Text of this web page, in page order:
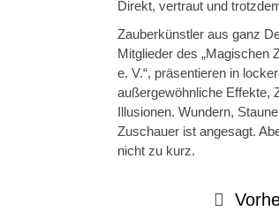
Direkt, vertraut und
Zauberkünstler aus ganz
Mitglieder des „Magischen
e. V.“, präsentieren in
außergewöhnliche Effekte,
Illusionen. Wundern,
Zuschauer ist angesagt.
nicht zu kurz.